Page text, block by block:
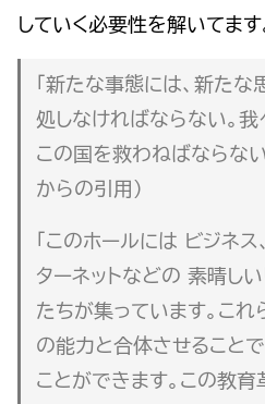
していく必要性を解いてます
「新たな事態には、新た
処しなければならない。我
この国を救わねばならない
からの引用）
「このホールには ビジネス
ターネットなどの 素晴し
たちが集っています。こ
の能力と合体させること
ことができます。この教